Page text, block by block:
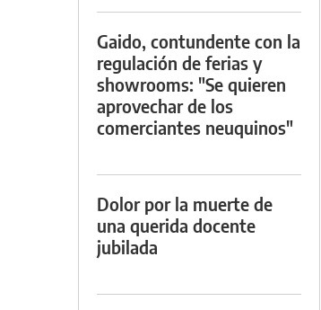
Gaido, contundente con la
regulación de ferias y
showrooms: "Se quieren
aprovechar de los
comerciantes neuquinos"
Dolor por la muerte de
una querida docente
jubilada